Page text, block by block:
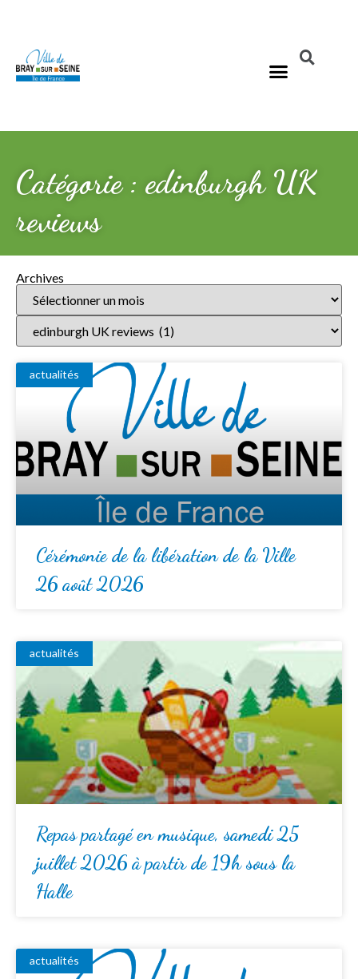
Catégorie : edinburgh UK
reviews
Archives
actualités
Cérémonie de la libération de la Ville
26 août 2026
actualités
Repas partagé en musique, samedi 25
juillet 2026 à partir de 19h sous la
Halle
actualités